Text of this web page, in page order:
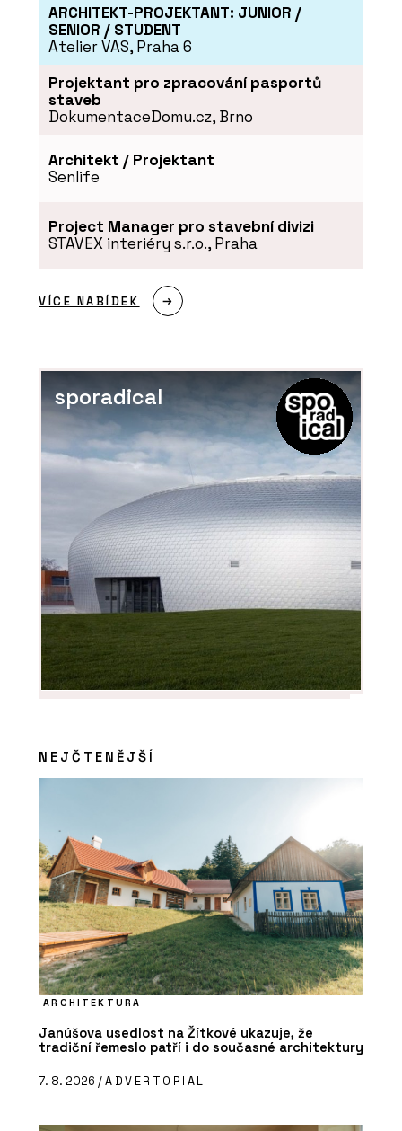
ČLÁNKY
Sloupko-příčková fasáda s vysokou
tepelnou izolací MB-MT50N - Aluprof
PRODUKTY
Sloupko-příčková, strukturální fasáda
ČLÁNKY
Bytová věž na pobřeží Portugalska.
Její fasáda vychází z rytmu lodních
kontejnerů
ARCHITEKT-PROJEKTANT: JUNIOR /
SENIOR / STUDENT
Atelier VAS, Praha 6
Projektant pro zpracování pasportů
staveb
DokumentaceDomu.cz, Brno
Architekt / Projektant
Senlife
Project Manager pro stavební divizi
STAVEX interiéry s.r.o., Praha
VÍCE NABÍDEK
sporadical
NEJČTENĚJŠÍ
ARCHITEKTURA
Janúšova usedlost na Žítkové ukazuje, že
tradiční řemeslo patří i do současné architektury
7. 8. 2026 /ADVERTORIAL